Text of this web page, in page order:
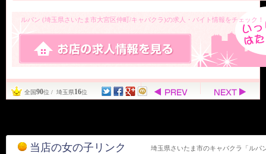
ルパン (埼玉県さいたま市大宮区仲町/キャバクラ)の求人・バイト情報をチェック！
全国90位 / 埼玉県16位
当店の女の子リンク 埼玉県さいたま市のキャバクラ「ルパ